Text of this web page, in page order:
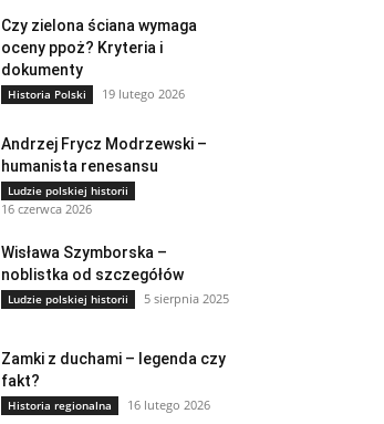
Czy zielona ściana wymaga
oceny ppoż? Kryteria i
dokumenty
Historia Polski 19 lutego 2026
Andrzej Frycz Modrzewski –
humanista renesansu
Ludzie polskiej historii
16 czerwca 2026
Wisława Szymborska –
noblistka od szczegółów
Ludzie polskiej historii 5 sierpnia 2025
Zamki z duchami – legenda czy
fakt?
Historia regionalna 16 lutego 2026